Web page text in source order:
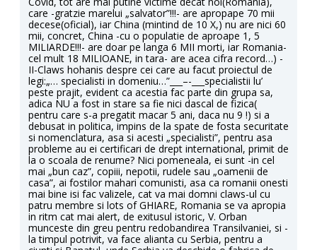
care -gratzie marelui „salvator”!!!- are apropape 70 mii
decese(oficial), iar China (mintind de 10 X,) nu are nici 60
mii, concret, China -cu o populatie de aproape 1, 5
MILIARDE!!!- are doar pe langa 6 MII morti, iar Romania-
cel mult 18 MILIOANE, in tara- are acea cifra record…) -
II-Claws hohanis despre cei care au facut proiectul de
legi:„… specialisti in domeniu…”___–-___specialistii lu’
peste prajit, evident ca acestia fac parte din grupa sa,
adica NU a fost in stare sa fie nici dascal de fizica(
pentru care s-a pregatit macar 5 ani, daca nu 9 !) si a
debusat in politica, impins de la spate de fosta securitate
si nomenclatura, asa si acesti „specialisti”, pentru asa
probleme au ei certificari de drept international, primit de
la o scoala de renume? Nici pomeneala, ei sunt -in cel
mai „bun caz”, copiii, nepotii, rudele sau „oamenii de
casa”, ai fostilor mahari comunisti, asa ca romanii onesti
mai bine isi fac valizele, cat va mai domni claws-ul cu
patru membre si lots of GHIARE, Romania se va apropia
in ritm cat mai alert, de exitusul istoric, V. Orban
munceste din greu pentru redobandirea Transilvaniei, si -
la timpul potrivit, va face alianta cu Serbia, pentru a